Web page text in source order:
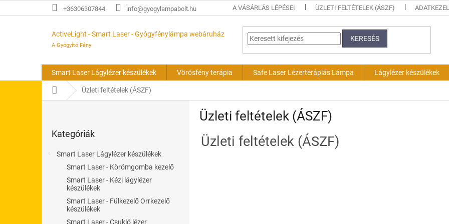
a
+36306307844 info@gyogylampabolt.hu A VÁSÁRLÁS LÉPÉSEI ÜZLETI FELTÉTELEK (ÁSZF)
ActiveLight - Smart Laser - Gyógyfénylámpa webáruház
A Gyógyító Fény
KERESÉS
Smart Laser Lágylézer készülékek Vörösfény terápia Safe Laser Lézerterápiás Lámpa Lágylézer készülékek
KezdőlapÜzleti feltételek (ÁSZF)
átugrása
Kategóriák
Smart Laser Lágylézer készülékek
Smart Laser - Körömgomba kezelő
Smart Laser - Kézi lágylézer
készülékek
Smart Laser - Fülkezelő Orrkezelő
készülékek
Smart Laser - Csukló lézer
Üzleti feltételek (ÁSZF)
Üzleti feltételek (ÁSZF)